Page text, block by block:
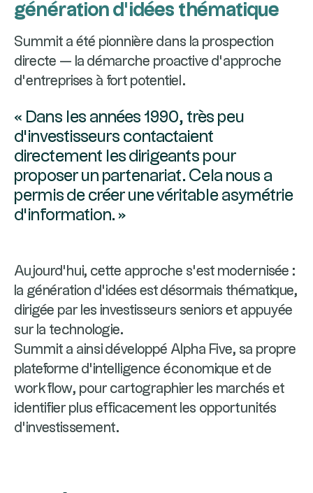
génération d’idées thématique
Summit a été pionnière dans la prospection
directe — la démarche proactive d’approche
d’entreprises à fort potentiel.
« Dans les années 1990, très peu
d’investisseurs contactaient
directement les dirigeants pour
proposer un partenariat. Cela nous a
permis de créer une véritable asymétrie
d’information. »
Aujourd’hui, cette approche s’est modernisée :
la génération d’idées est désormais thématique,
dirigée par les investisseurs seniors et appuyée
sur la technologie.
Summit a ainsi développé Alpha Five, sa propre
plateforme d’intelligence économique et de
workflow, pour cartographier les marchés et
identifier plus efficacement les opportunités
d’investissement.